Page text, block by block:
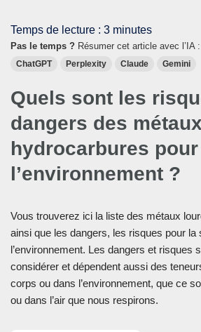
Temps de lecture : 3 minutes
Pas le temps ? Résumer cet article avec l’IA :
ChatGPT Perplexity Claude Gemini
Quels sont les
dangers des
hydrocarbures
l’environnement ?
Vous trouverez ici la liste des métaux
ainsi que les dangers, les risques pour la
l’environnement. Les dangers et risques
considérer et dépendent aussi des
corps ou dans l’environnement, que ce
ou dans l’air que nous respirons.